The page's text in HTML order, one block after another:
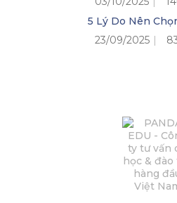
5 Lý Do Nên
23/09/2025